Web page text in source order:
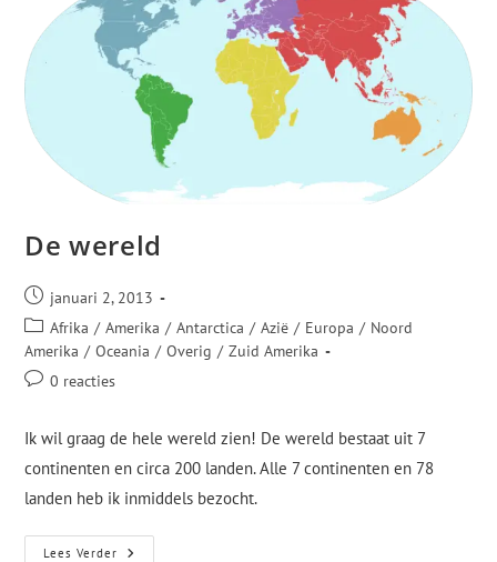
De wereld
januari 2, 2013
Afrika / Amerika / Antarctica / Azië / Europa / Noord
Amerika / Oceania / Overig / Zuid Amerika
0 reacties
Ik wil graag de hele wereld zien! De wereld bestaat uit 7
continenten en circa 200 landen. Alle 7 continenten en 78
landen heb ik inmiddels bezocht.
Lees Verder